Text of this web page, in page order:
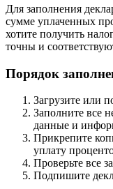
Для заполнения
сумме уплаченных
хотите получить
точны и
Порядок
Загрузите или
Заполните все
данные и
Прикрепите
уплату
Проверьте все
Подпишите